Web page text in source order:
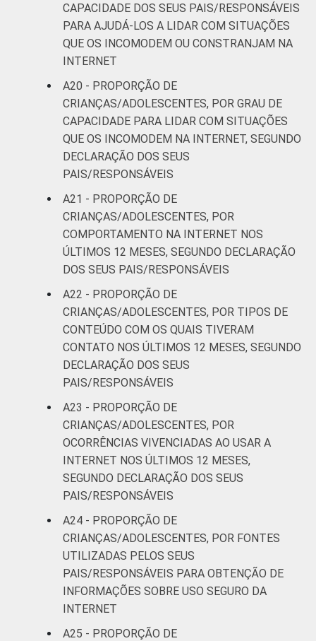
CAPACIDADE DOS SEUS PAIS/RESPONSÁVEIS
PARA AJUDÁ-LOS A LIDAR COM SITUAÇÕES
QUE OS INCOMODEM OU CONSTRANJAM NA
INTERNET
A20 - PROPORÇÃO DE
CRIANÇAS/ADOLESCENTES, POR GRAU DE
CAPACIDADE PARA LIDAR COM SITUAÇÕES
QUE OS INCOMODEM NA INTERNET, SEGUNDO
DECLARAÇÃO DOS SEUS
PAIS/RESPONSÁVEIS
A21 - PROPORÇÃO DE
CRIANÇAS/ADOLESCENTES, POR
COMPORTAMENTO NA INTERNET NOS
ÚLTIMOS 12 MESES, SEGUNDO DECLARAÇÃO
DOS SEUS PAIS/RESPONSÁVEIS
A22 - PROPORÇÃO DE
CRIANÇAS/ADOLESCENTES, POR TIPOS DE
CONTEÚDO COM OS QUAIS TIVERAM
CONTATO NOS ÚLTIMOS 12 MESES, SEGUNDO
DECLARAÇÃO DOS SEUS
PAIS/RESPONSÁVEIS
A23 - PROPORÇÃO DE
CRIANÇAS/ADOLESCENTES, POR
OCORRÊNCIAS VIVENCIADAS AO USAR A
INTERNET NOS ÚLTIMOS 12 MESES,
SEGUNDO DECLARAÇÃO DOS SEUS
PAIS/RESPONSÁVEIS
A24 - PROPORÇÃO DE
CRIANÇAS/ADOLESCENTES, POR FONTES
UTILIZADAS PELOS SEUS
PAIS/RESPONSÁVEIS PARA OBTENÇÃO DE
INFORMAÇÕES SOBRE USO SEGURO DA
INTERNET
A25 - PROPORÇÃO DE